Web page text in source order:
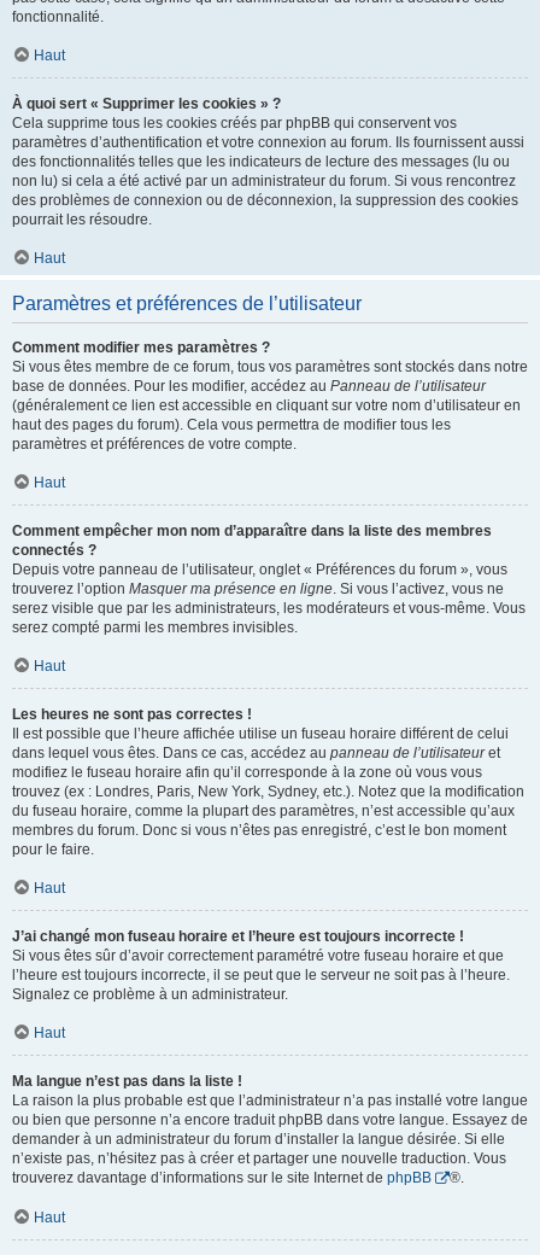
fonctionnalité.
Haut
À quoi sert « Supprimer les cookies » ?
Cela supprime tous les cookies créés par phpBB qui conservent vos
paramètres d’authentification et votre connexion au forum. Ils fournissent aussi
des fonctionnalités telles que les indicateurs de lecture des messages (lu ou
non lu) si cela a été activé par un administrateur du forum. Si vous rencontrez
des problèmes de connexion ou de déconnexion, la suppression des cookies
pourrait les résoudre.
Haut
Paramètres et préférences de l’utilisateur
Comment modifier mes paramètres ?
Si vous êtes membre de ce forum, tous vos paramètres sont stockés dans notre
base de données. Pour les modifier, accédez au Panneau de l’utilisateur
(généralement ce lien est accessible en cliquant sur votre nom d’utilisateur en
haut des pages du forum). Cela vous permettra de modifier tous les
paramètres et préférences de votre compte.
Haut
Comment empêcher mon nom d’apparaître dans la liste des membres
connectés ?
Depuis votre panneau de l’utilisateur, onglet « Préférences du forum », vous
trouverez l’option Masquer ma présence en ligne. Si vous l’activez, vous ne
serez visible que par les administrateurs, les modérateurs et vous-même. Vous
serez compté parmi les membres invisibles.
Haut
Les heures ne sont pas correctes !
Il est possible que l’heure affichée utilise un fuseau horaire différent de celui
dans lequel vous êtes. Dans ce cas, accédez au panneau de l’utilisateuret
modifiez le fuseau horaire afin qu’il corresponde à la zone où vous vous
trouvez (ex : Londres, Paris, New York, Sydney, etc.). Notez que la modification
du fuseau horaire, comme la plupart des paramètres, n’est accessible qu’aux
membres du forum. Donc si vous n’êtes pas enregistré, c’est le bon moment
pour le faire.
Haut
J’ai changé mon fuseau horaire et l’heure est toujours incorrecte !
Si vous êtes sûr d’avoir correctement paramétré votre fuseau horaire et que
l’heure est toujours incorrecte, il se peut que le serveur ne soit pas à l’heure.
Signalez ce problème à un administrateur.
Haut
Ma langue n’est pas dans la liste !
La raison la plus probable est que l’administrateur n’a pas installé votre langue
ou bien que personne n’a encore traduit phpBB dans votre langue. Essayez de
demander à un administrateur du forum d’installer la langue désirée. Si elle
n’existe pas, n’hésitez pas à créer et partager une nouvelle traduction. Vous
trouverez davantage d’informations sur le site Internet de phpBB ®.
Haut